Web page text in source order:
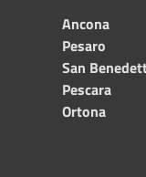
Ancona
Pesaro
San
Pescara
Ortona